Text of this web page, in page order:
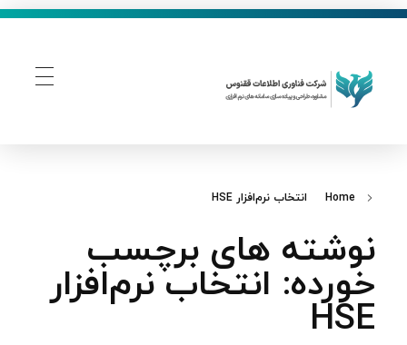
Home انتخاب نرم‌افزار HSE
نوشته های برچسب
خورده: انتخاب نرم‌افزار
HSE